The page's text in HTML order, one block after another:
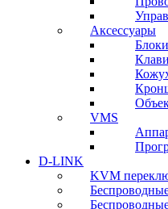
Аксессуары
VMS
D-LINK
KVM